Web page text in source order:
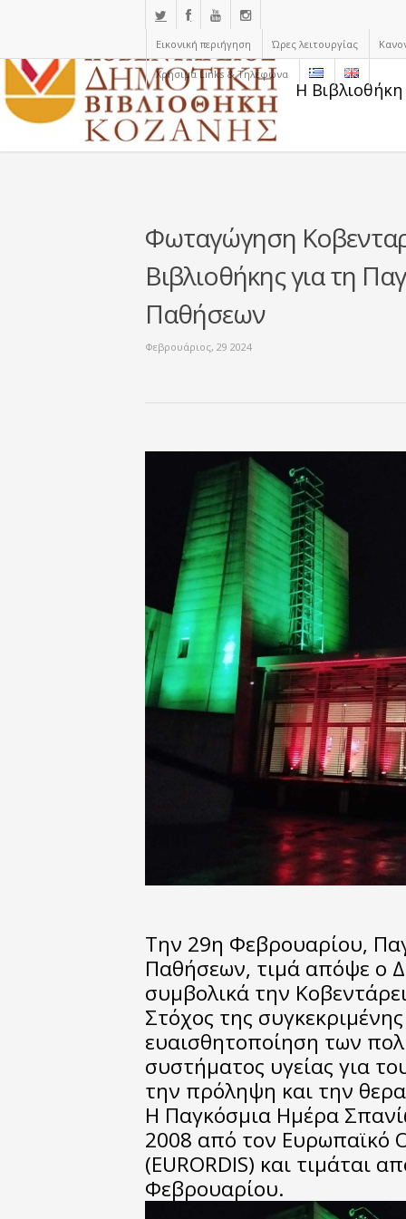
Εικονική περιήγηση Ώρες λειτουργίας
Χρήσιμα Links & Τηλέφωνα
Η
Φωταγώγηση
Βιβλιοθήκης για τη
Παθήσεων
Φεβρουάριος, 29 2024
Την 29η Φεβρουαρίου,
Παθήσεων, τιμά απόψε ο
συμβολικά την
Στόχος της
ευαισθητοποίηση των
συστήματος υγείας για
την πρόληψη και την
Η Παγκόσμια Ημέρα
2008 από τον Ευρωπαϊκό
(EURORDIS) και τιμάται
Φεβρουαρίου.